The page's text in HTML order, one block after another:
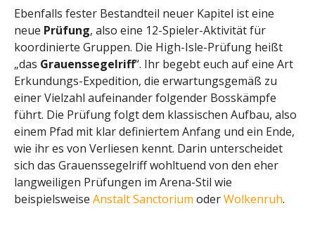
Ebenfalls fester Bestandteil neuer Kapitel ist eine
neue Prüfung, also eine 12-Spieler-Aktivität für
koordinierte Gruppen. Die High-Isle-Prüfung heißt
„das Grauenssegelriff“. Ihr begebt euch auf eine Art
Erkundungs-Expedition, die erwartungsgemäß zu
einer Vielzahl aufeinander folgender Bosskämpfe
führt. Die Prüfung folgt dem klassischen Aufbau, also
einem Pfad mit klar definiertem Anfang und ein Ende,
wie ihr es von Verliesen kennt. Darin unterscheidet
sich das Grauenssegelriff wohltuend von den eher
langweiligen Prüfungen im Arena-Stil wie
beispielsweise Anstalt Sanctorium oderWolkenruh.